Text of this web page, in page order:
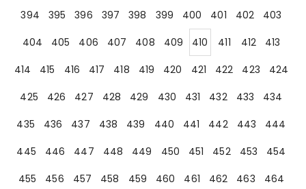
394
395 396 397 398 399 400 401 402
403
404
405 406 407 408 409 410 411 412
413
414
415 416 417 418 419 420 421 422 423
424
425
426 427 428 429 430 431 432 433
434
435
436 437 438 439 440 441 442 443
444
445
446 447 448 449 450 451 452 453
454
455
456 457 458 459 460 461 462 463
464